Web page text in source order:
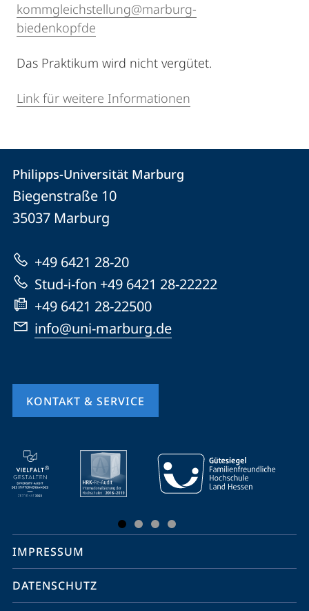
kommgleichstellung@marburg-
biedenkopfde
Das Praktikum wird nicht vergütet.
Link für weitere Informationen
Kontakt
und
Informationen
zur
Website
Kontaktinformationen
Philipps-
Universität
Marburg
Philipps-Universität Marburg
Biegenstraße 10
35037 Marburg
+49 6421 28-20
Stud-i-fon +49 6421 28-22222
+49 6421 28-22500
info@uni-marburg.de
KONTAKT & SERVICE
Mobile-
Service-
Navigation
Social
Media
Kontakte
IMPRESSUM
DATENSCHUTZ